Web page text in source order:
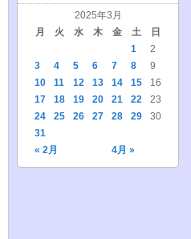
2025年3月
月
火 水 木 金 土 日
« 2月 4月 »
1
2
3
4 5 6 7 8
9
10
11 12 13 14 15
16
17
18 19 20 21 22
23
24
25 26 27 28 29
30
31